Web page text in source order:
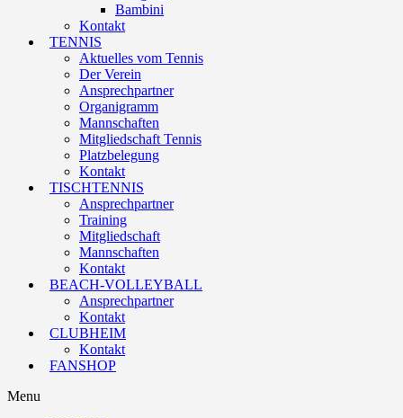
Bambini
Kontakt
TENNIS
Aktuelles vom Tennis
Der Verein
Ansprechpartner
Organigramm
Mannschaften
Mitgliedschaft Tennis
Platzbelegung
Kontakt
TISCHTENNIS
Ansprechpartner
Training
Mitgliedschaft
Mannschaften
Kontakt
BEACH-VOLLEYBALL
Ansprechpartner
Kontakt
CLUBHEIM
Kontakt
FANSHOP
Menu